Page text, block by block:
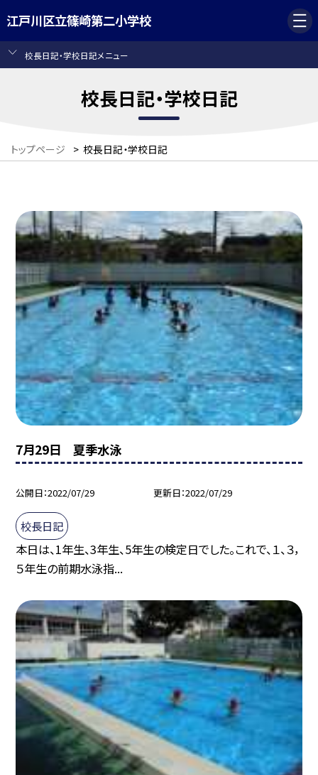
江戸川区立篠崎第二小学校
校長日記・学校日記メニュー
校長日記・学校日記
トップページ > 校長日記・学校日記
7月29日 夏季水泳
公開日 2022/07/29 更新日 2022/07/29
校長日記
本日は、1年生、3年生、5年生の検定日でした。これで、１、３，
５年生の前期水泳指...